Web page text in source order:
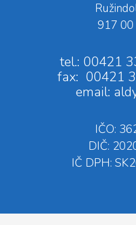
917 00
tel.: 00421
fax: 00421
email:
IČO:
DIČ:
IČ DPH: